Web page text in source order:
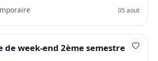
05 aout
de week-end 2ème semestre